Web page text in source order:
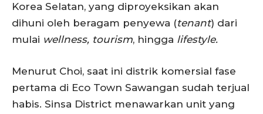
Korea Selatan, yang diproyeksikan akan
dihuni oleh beragam penyewa (tenant) dari
mulai wellness, tourism, hingga lifestyle.
Menurut Choi, saat ini distrik komersial fase
pertama di Eco Town Sawangan sudah terjual
habis. Sinsa District menawarkan unit yang